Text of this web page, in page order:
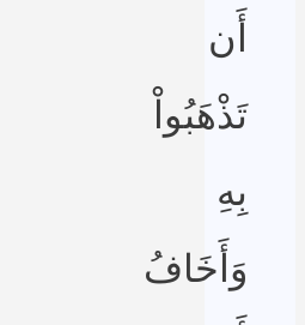
أَن
تَذْهَبُواْ
بِهِ
وَأَخَافُ